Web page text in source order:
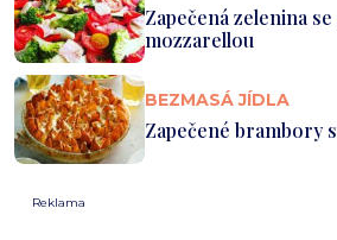
Zapečená zelenina
mozzarellou
BEZMASÁ JÍDLA
Zapečené brambory
Reklama